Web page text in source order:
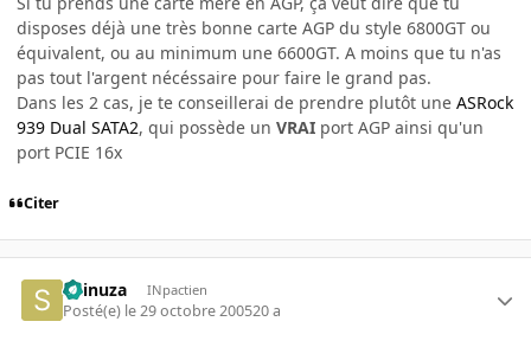
disposes déjà une très bonne carte AGP du style 6800GT ou
équivalent, ou au minimum une 6600GT. A moins que tu n'as
pas tout l'argent nécéssaire pour faire le grand pas.
Dans les 2 cas, je te conseillerai de prendre plutôt une ASRock
939 Dual SATA2, qui possède un VRAI port AGP ainsi qu'un
port PCIE 16x
Citer
Shinuza INpactien
Posté(e) le 29 octobre 200520 a